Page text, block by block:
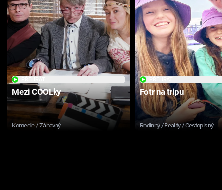
Mezi COOLky
Komedie / Zábavný
Fotr na tripu
Rodinný / Reality / Cestopisný